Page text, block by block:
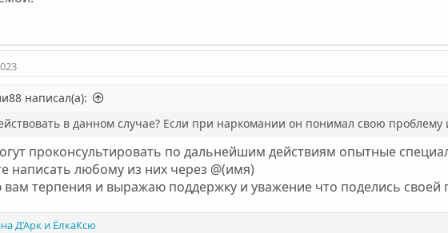
написал(а):
в данном случае? Если при наркомании он понимал свою
проконсультировать по дальнейшим действиям опытные
написать любому из них через @(имя)
терпения и выражаю поддержку и уважение что поделись своей
Д’Арк и ЁлкаКсю